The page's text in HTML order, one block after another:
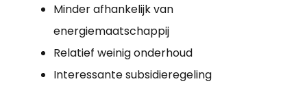
Minder afhankelijk van
energiemaatschappij
Relatief weinig onderhoud
Interessante subsidieregeling